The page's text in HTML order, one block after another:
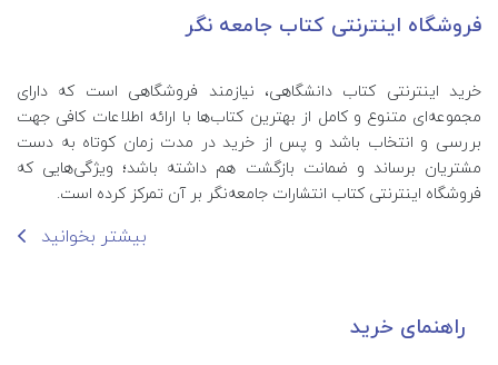
فروشگاه اینترنتی کتاب جامعه نگر
خرید اینترنتی کتاب‌ دانشگاهی، نیازمند فروشگاهی است که دارای
مجموعه‌ای متنوع و کامل از بهترین کتاب‌ها با ارائه اطلاعات کافی جهت
بررسی و انتخاب باشد و پس از خرید در مدت زمان کوتاه به دست
مشتریان برساند و ضمانت بازگشت هم داشته باشد؛ ویژگی‌هایی که
فروشگاه اینترنتی کتاب انتشارات جامعه‌نگر بر آن تمرکز کرده است.
بیشتر بخوانید
راهنمای خرید